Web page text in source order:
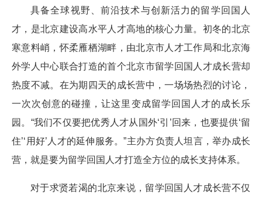
Foreign Talents Working in Beijing
具备全球视野、前沿技术与创新活力的留学回国人
才，是北京建设高水平人才高地的核心力量。初冬的北京
寒意料峭，怀柔雁栖湖畔，由北京市人才工作局和北京海
外学人中心联合打造的首个北京市留学回国人才成长营却
热度不减。在为期四天的成长营中，一场场热烈的讨论，
一次次创意的碰撞，让这里变成留学回国人才的成长乐
园。“我们不仅要把优秀人才从国外‘引’回来，也要提供‘留
住’‘用好’人才的延伸服务。”主办方负责人坦言，举办成长
营，就是要为留学回国人才打造全方位的成长支持体系。
对于求贤若渴的北京来说，留学回国人才成长营不仅